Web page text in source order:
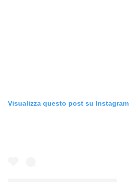
Visualizza questo post su Instagram